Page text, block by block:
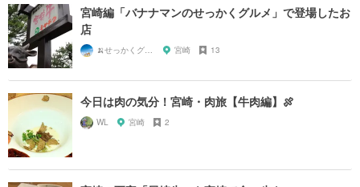
宮崎編「バナナマンのせっかくグルメ」で登場したお
店
🍌せっかくグルメまにあ🍌 宮崎 13
今日は肉の気分！宮崎・肉旅【牛肉編】🍖
WL 宮崎 2